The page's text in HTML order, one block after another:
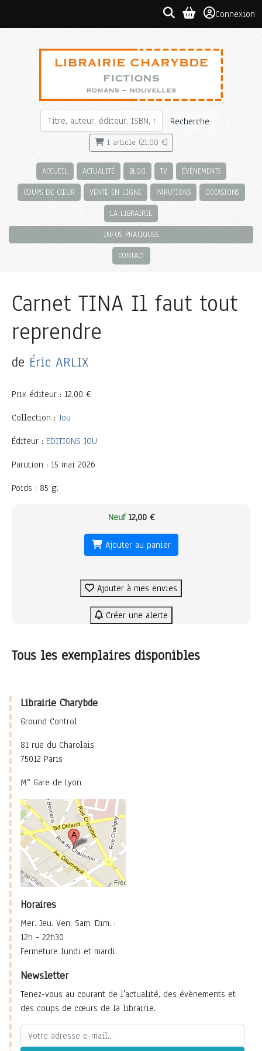
Connexion
Recherche
1 article (21,00 €)
ACCUEIL ACTUALITÉ BLOG TV ÉVÈNEMENTS
COUPS DE CŒUR VENTE EN LIGNE PARUTIONS OCCASIONS
LA LIBRAIRIE
INFOS PRATIQUES
CONTACT
Carnet TINA Il faut tout
reprendre
de Éric ARLIX
Prix éditeur : 12,00 €
Collection : Jou
Éditeur : EDITIONS JOU
Parution : 15 mai 2026
Poids : 85 g.
Neuf12,00 €
Ajouter au panier
Ajouter à mes envies
Créer une alerte
Tous les exemplaires disponibles
Librairie Charybde
Ground Control
81 rue du Charolais
75012 Paris
M° Gare de Lyon
Horaires
Mer. Jeu. Ven. Sam. Dim. :
12h - 22h30
Fermeture lundi et mardi.
Newsletter
Tenez-vous au courant de l'actualité, des évènements et
des coups de cœurs de la librairie.